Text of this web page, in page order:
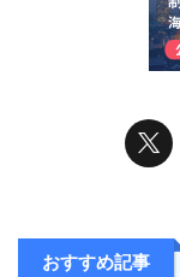
おすすめ記事